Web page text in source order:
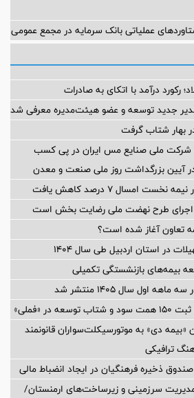
عملیاتی بانک سرمایه در مجمع عمومی
رکورد درآمد با اتکای به صادرات
مدیر جدید توسعه و عضو هیئت‌مدیره معرفی شد
بهار شتاب گرفت
شرکت ملی صنایع مس ایران در پی کسب
آیین بزرگداشت روز ملی صنعت و معدن
امسال ۷ درصد کاهش یافت
اجرای طرح نهضت ملی رضایت بخش است
تعاون آغاز شده است؟
بیمه‌های بازنشستگی تکمیلی
اول سال 1405 منتشر شد
«بیمه دی» به موتورسیکلت‌سواران قانونمند
ترافیکی
ذخیره فرهنگیان در ایجاد انضباط مالی
مدیریت سرزمینی و زیرساخت‌های ارمنستان/